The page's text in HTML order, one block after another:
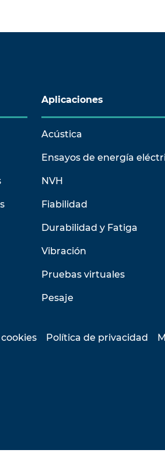
Aplicaciones
Acústica
Ensayos de energía
NVH
Fiabilidad
Durabilidad y Fatiga
Vibración
Pruebas virtuales
Pesaje
Política de privacidad